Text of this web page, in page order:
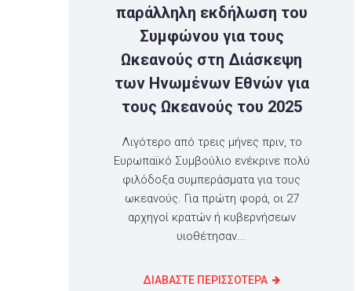
παράλληλη εκδήλωση του
Συμφώνου για τους
Ωκεανούς στη Διάσκεψη
των Ηνωμένων Εθνών για
τους Ωκεανούς του 2025
Λιγότερο από τρεις μήνες πριν, το
Ευρωπαϊκό Συμβούλιο ενέκρινε πολύ
φιλόδοξα συμπεράσματα για τους
ωκεανούς. Για πρώτη φορά, οι 27
αρχηγοί κρατών ή κυβερνήσεων
υιοθέτησαν...
ΔΙΑΒΑΣΤΕ ΠΕΡΙΣΣΟΤΕΡΑ